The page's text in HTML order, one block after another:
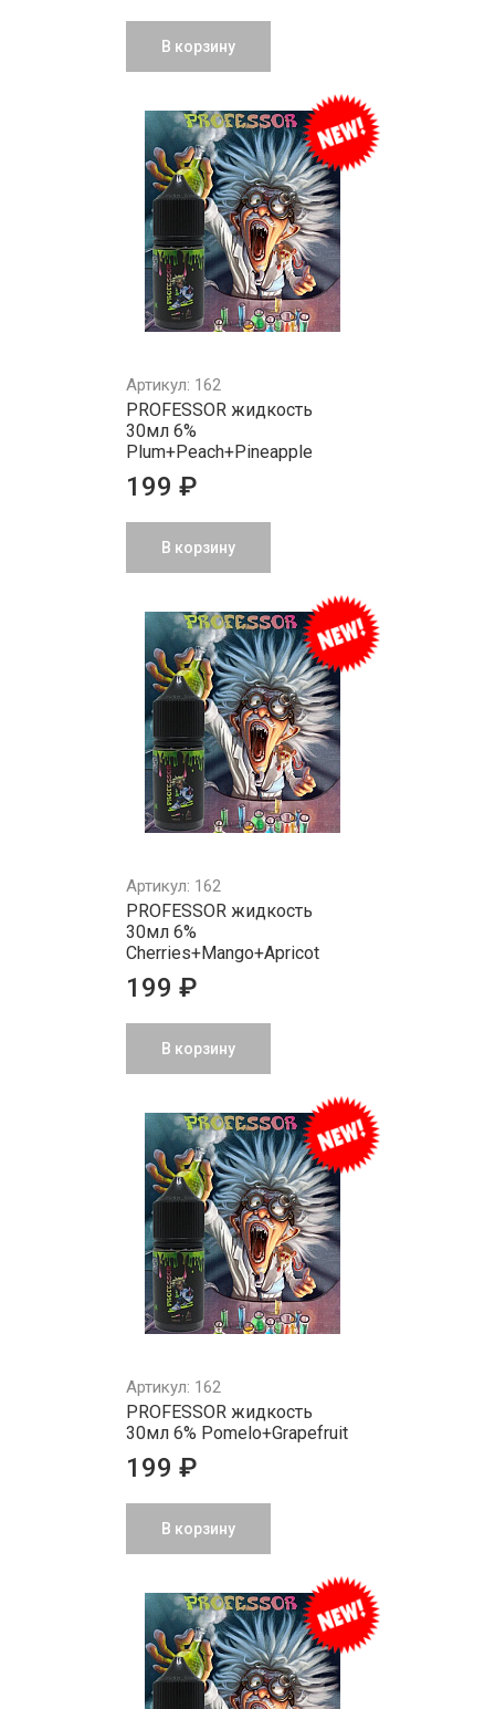
В корзину
Артикул: 162
PROFESSOR жидкость
30мл 6%
Plum+Peach+Pineapple
199 ₽
В корзину
Артикул: 162
PROFESSOR жидкость
30мл 6%
Cherries+Mango+Apricot
199 ₽
В корзину
Артикул: 162
PROFESSOR жидкость
30мл 6% Pomelo+Grapefruit
199 ₽
В корзину